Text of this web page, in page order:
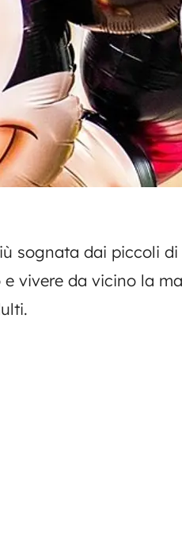
sognata dai piccoli di
vivere da vicino la